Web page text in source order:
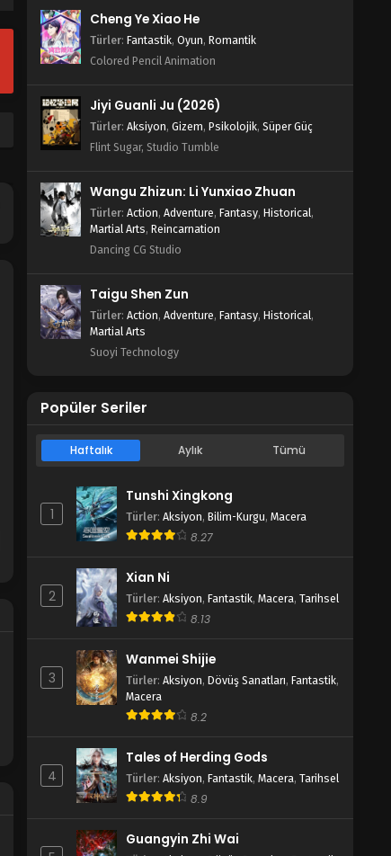
Altyazılı
Blm 5 - Mayıs 2, 2024
Altyazılı
Blm 4 - Nisan 25, 2024
Wind Breaker 2.Bölüm Türkçe
Altyazılı
Altyazılı - Nisan 11, 2024
Wind Breaker 1.Bölüm Türkçe
Altyazılı
Cheng Ye Xiao He
Türler: Fantastik, Oyun, Romantik
Colored Pencil Animation
Jiyi Guanli Ju (2026)
Türler: Aksiyon, Gizem, Psikolojik, Süper Güç
Flint Sugar, Studio Tumble
Wangu Zhizun: Li Yunxiao Zhuan
Türler: Action, Adventure, Fantasy, Historical,
Martial Arts, Reincarnation
Dancing CG Studio
Taigu Shen Zun
Türler: Action, Adventure, Fantasy, Historical,
Martial Arts
Suoyi Technology
Popüler Seriler
Haftalık Aylık Tümü
1
Tunshi Xingkong
Türler: Aksiyon, Bilim-Kurgu, Macera
8.27
2
Xian Ni
Türler: Aksiyon, Fantastik, Macera, Tarihsel
8.13
3
Wanmei Shijie
Türler: Aksiyon, Dövüş Sanatları, Fantastik,
Macera
8.2
4
Tales of Herding Gods
Türler: Aksiyon, Fantastik, Macera, Tarihsel
8.9
Guangyin Zhi Wai